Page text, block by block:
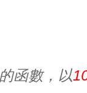
函數，以